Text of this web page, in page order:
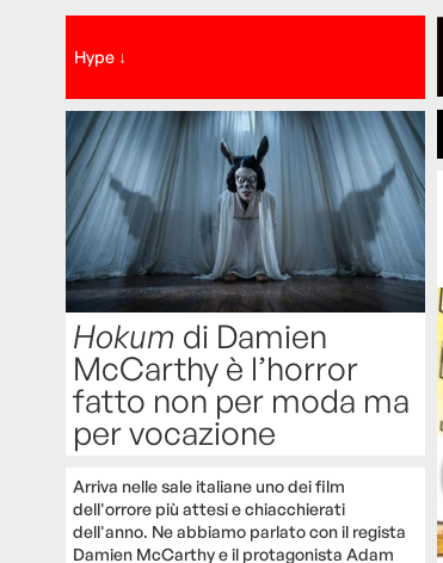
Hype ↓
Hokum di Damien
McCarthy è l’horror
fatto non per moda ma
per vocazione
Arriva nelle sale italiane uno dei film
dell'orrore più attesi e chiacchierati
dell'anno. Ne abbiamo parlato con il regista
Damien McCarthy e il protagonista Adam